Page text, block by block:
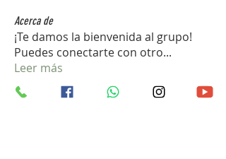
Acerca de
¡Te damos la bienvenida al grupo!
Puedes conectarte con otro...
Leer más